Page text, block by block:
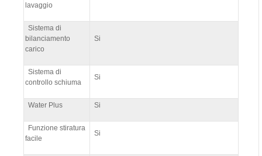
lavaggio
Sistema di
bilanciamento
carico
Si
Sistema di
controllo schiuma
Si
Water Plus Si
Funzione stiratura
facile
Si